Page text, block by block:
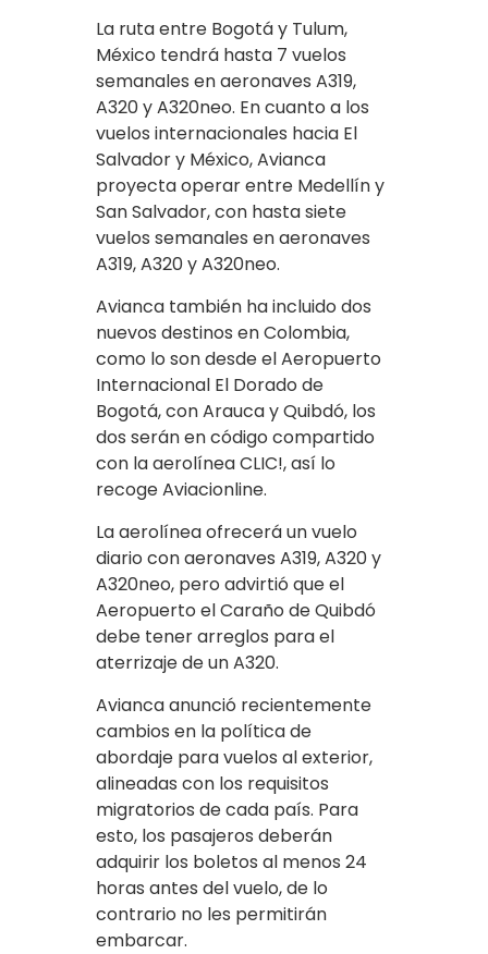
La ruta entre Bogotá y Tulum,
México tendrá hasta 7 vuelos
semanales en aeronaves A319,
A320 y A320neo. En cuanto a los
vuelos internacionales hacia El
Salvador y México, Avianca
proyecta operar entre Medellín y
San Salvador, con hasta siete
vuelos semanales en aeronaves
A319, A320 y A320neo.
Avianca también ha incluido dos
nuevos destinos en Colombia,
como lo son desde el Aeropuerto
Internacional El Dorado de
Bogotá, con Arauca y Quibdó, los
dos serán en código compartido
con la aerolínea CLIC!, así lo
recoge Aviacionline.
La aerolínea ofrecerá un vuelo
diario con aeronaves A319, A320 y
A320neo, pero advirtió que el
Aeropuerto el Caraño de Quibdó
debe tener arreglos para el
aterrizaje de un A320.
Avianca anunció recientemente
cambios en la política de
abordaje para vuelos al exterior,
alineadas con los requisitos
migratorios de cada país. Para
esto, los pasajeros deberán
adquirir los boletos al menos 24
horas antes del vuelo, de lo
contrario no les permitirán
embarcar.